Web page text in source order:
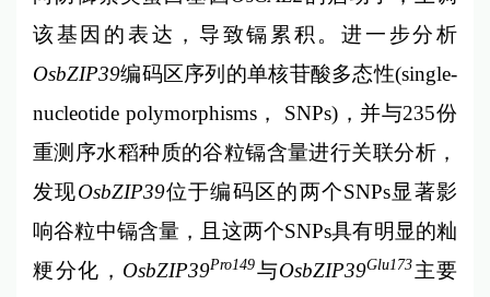
该基因的表达，导致镉累积。进一步分析
OsbZIP39编码区序列的单核苷酸多态性(single-
nucleotide polymorphisms， SNPs)，并与235份
重测序水稻种质的谷粒镉含量进行关联分析，
发现OsbZIP39位于编码区的两个SNPs显著影
响谷粒中镉含量，且这两个SNPs具有明显的籼
粳分化， OsbZIP39Pro149与OsbZIP39Glu173主要